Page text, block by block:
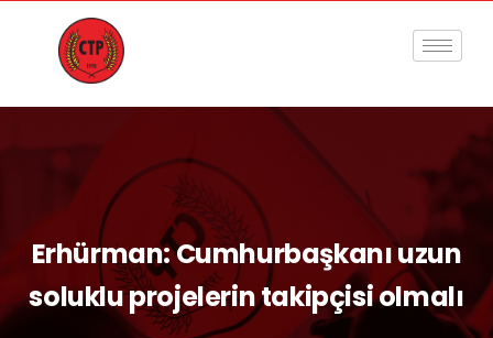
Erhürman: Cumhurbaşkanı uzun
soluklu projelerin takipçisi olmalı